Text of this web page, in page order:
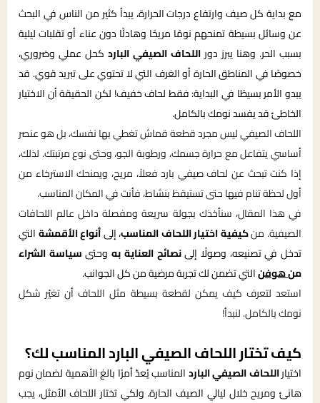
مع بداية كل صيف وارتفاع درجات الحرارة، يبدأ كثير من الناس في البحث
عن وسائل بسيطة تمنحهم نومًا مريحًا وهادئًا دون عناء أو تقلبات ليلية
بسبب الحر. وهنا يبرز دور اللحاف الصيفي البارد كحل عملي وضروري،
خصوصًا في المناطق الحارة أو الغرف التي لا تحتوي على تبريد قوي. قد
يبدو الأمر بسيطًا في البداية: فقط لحاف خفيف! لكن الحقيقة أن الاختيار
الخاطئ قد يفسد نومك بالكامل.
اللحاف الصيفي ليس مجرد قطعة قماش تغطي بها نفسك، بل هو عنصر
أساسي يتفاعل مع حرارة جسمك، ورطوبة الجو، وحتى نوع مرتبتك. لذلك،
إذا كنت تبحث عن لحاف صيفي بارد فعلاً، مريح، ويمنحك الاسترخاء من
أول لحظة تنام فيها حتى تستيقظ بنشاط، فأنت في المكان المناسب.
في هذا المقال، سنأخذك بجولة سريعة ومفصلة داخل عالم اللحافات
الصيفية. منكيفية اختيار اللحاف المناسب، إلىأنواع الأقمشةالتي
تدخل في تصنيعه، وصولًا إلىنصائح العناية بهوحتىسياسة الشراء
منهوفنالتي تضمن لك تجربة مرضية من كل الجوانب.
استعد لتعرف كيف يمكن لقطعة بسيطة مثل اللحاف أن تغيّر شكل
نومك بالكامل. لنبدأ!
كيف تختار اللحاف الصيفي البارد المناسب لك؟
اختياراللحاف الصيفي الباردالمناسب يُعدّ أمرًا بالغ الأهمية لضمان نوم
هانئ ومريح خلال ليالي الصيف الحارة. ولكي تختار اللحاف الأمثل، يجب